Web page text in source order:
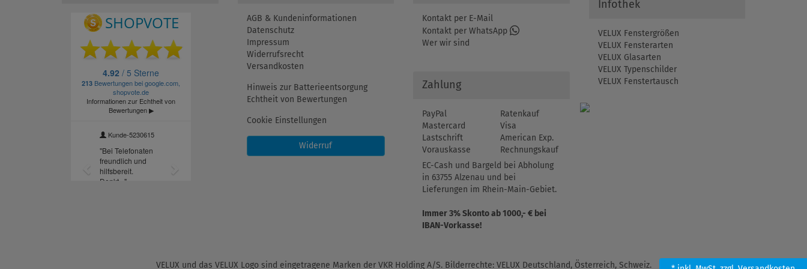
AGB & Kundeninformationen
Datenschutz
Impressum
Widerrufsrecht
Versandkosten
Hinweis zur Batterieentsorgung
Echtheit von Bewertungen
Cookie Einstellungen
Widerruf
Kontakt per E-Mail
Kontakt per WhatsApp
Wer wir sind
Zahlung
PayPal
Ratenkauf
Mastercard
Visa
Lastschrift
American Exp.
Vorauskasse
Rechnungskauf
EC-Cash und Bargeld bei Abholung
in 63755 Alzenau und bei
Lieferungen im Rhein-Main-Gebiet.
Immer 3% Skonto ab 1000,- € bei
IBAN-Vorkasse!
Infothek
VELUX Fenstergrößen
VELUX Fensterarten
VELUX Glasarten
VELUX Typenschilder
VELUX Fenstertausch
VELUX und das VELUX Logo sind eingetragene Marken der VKR Holding A/S. Bilderrechte: VELUX Deutschland, Österreich, Schweiz.